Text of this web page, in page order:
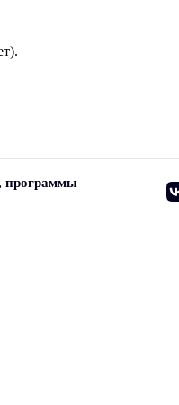
программы